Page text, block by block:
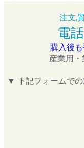
注文,
電
購入後
産業用
▼ 下記フォームでの